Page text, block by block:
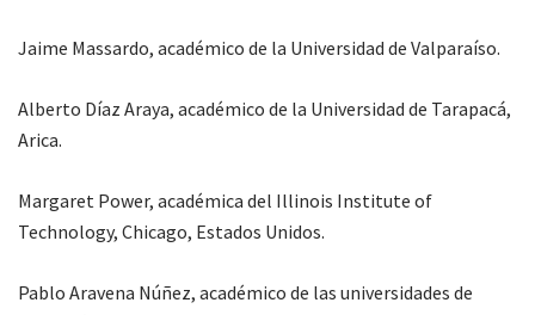
Jaime Massardo, académico de la Universidad de Valparaíso.
Alberto Díaz Araya, académico de la Universidad de Tarapacá,
Arica.
Margaret Power, académica del Illinois Institute of
Technology, Chicago, Estados Unidos.
Pablo Aravena Núñez, académico de las universidades de